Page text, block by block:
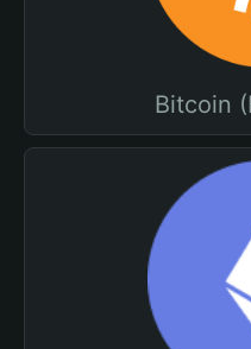
Bitcoin